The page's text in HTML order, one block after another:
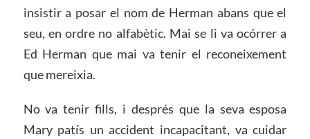
insistir a posar el nom de Herman abans que el
seu, en ordre no alfabètic. Mai se li va ocórrer a
Ed Herman que mai va tenir el reconeixement
que mereixia.
No va tenir fills, i després que la seva esposa
Mary patís un accident incapacitant, va cuidar